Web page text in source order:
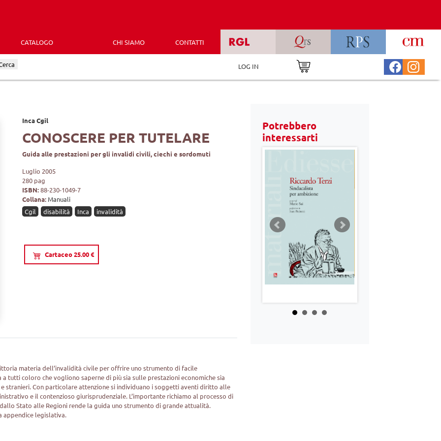
CATALOGO CHI SIAMO CONTATTI
LOG IN
Inca Cgil
CONOSCERE PER TUTELARE
Guida alle prestazioni per gli invalidi civili, ciechi e sordomuti
Luglio 2005
280 pag
ISBN:88-230-1049-7
Collana: Manuali
Cgil
disabilità Inca invalidità
Cartaceo 25.00 €
materia dell’invalidità civile per offrire uno strumento di facile
tutti coloro che vogliono saperne di più sia sulle prestazioni economiche sia
stranieri. Con particolare attenzione si individuano i soggetti aventi diritto alle
e il contenzioso giurisprudenziale. L’importante richiamo al processo di
Stato alle Regioni rende la guida uno strumento di grande attualità.
appendice legislativa.
Potrebbero
interessarti